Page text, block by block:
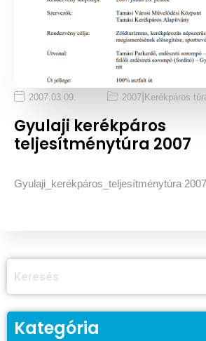
2007.03.09. 2007 Kerékpáros
Gyulaji kerékpáros
teljesítménytúra 2007
Gyulaji_kerékpáros_teljesítménytúra
Kategória